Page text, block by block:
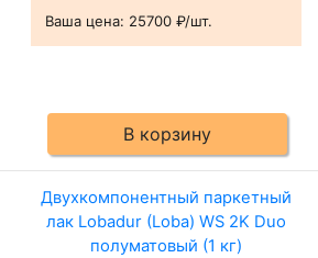
Ваша цена: 25700 ₽/шт.
В корзину
Двухкомпонентный паркетный
лак Lobadur (Loba) WS 2K Duo
полуматовый (1 кг)